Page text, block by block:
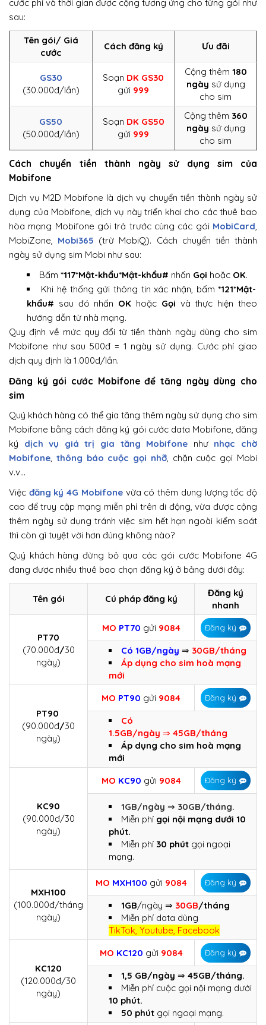
cước phí và thời gian được cộng tương ứng cho từng gói như
sau:
Tên gói/ Giá
cước
Cách đăng ký Ưu đãi
GS30
(30.000đ/lần)
Soạn DK GS30
gửi 999
Cộng thêm 180
ngày sử dụng
cho sim
GS50
(50.000đ/lần)
Soạn DK GS50
gửi 999
Cộng thêm 360
ngày sử dụng
cho sim
Cách chuyển tiền thành ngày sử dụng sim của
Mobifone
Dịch vụ M2D Mobifone là dịch vụ chuyển tiền thành ngày sử
dụng của Mobifone, dịch vụ này triển khai cho các thuê bao
hòa mạng Mobifone gói trả trước cùng các gói MobiCard
MobiZone, Mobi365 (trừ MobiQ). Cách chuyển tiền thành
ngày sử dụng sim Mobi như sau:
Bấm *117*Mật-khẩu*Mật-khẩu# nhấn Gọi hoặc OK.
Khi hệ thống gửi thông tin xác nhận, bấm*121*Mật-
khẩu# sau đó nhấn OK hoặc Gọi và thực hiện theo
hướng dẫn từ nhà mạng.
Quy định về mức quy đổi từ tiền thành ngày dùng cho sim
Mobifone như sau 500đ = 1 ngày sử dụng. Cước phí giao
dịch quy định là 1.000đ/lần.
Đăng ký gói cước Mobifone để tăng ngày dùng cho
sim
Quý khách hàng có thể gia tăng thêm ngày sử dụng cho sim
Mobifone bằng cách đăng ký gói cước data Mobifone, đăng
ký dịch vụ giá trị gia tăng Mobifone như nhạc chờ
Mobifone thông báo cuộc gọi nhỡ, chặn cuộc gọi Mobi
v.v…
Việc đăng ký 4G Mobifonevừa có thêm dung lượng tốc độ
cao để truy cập mạng miễn phí trên di động, vừa được cộng
thêm ngày sử dụng tránh việc sim hết hạn ngoài kiểm soát
thì còn gì tuyệt vời hơn đúng không nào?
Quý khách hàng đừng bỏ qua các gói cước Mobifone 4G
đang được nhiều thuê bao chọn đăng ký ở bảng dưới đây:
Tên gói Cú pháp đăng ký
Đăng ký
nhanh
PT70
(70.000đ/30
ngày)
MO PT70 gửi 9084 Đăng ký
Có 1GB/ngày ⇒ 30GB/tháng
Áp dụng cho sim hoà mạng
mới
PT90
(90.000đ/30
ngày)
MO PT90 gửi 9084 Đăng ký
Có
1.5GB/ngày ⇒ 45GB/tháng
Áp dụng cho sim hoà mạng
mới
KC90
(90.000đ/30
ngày)
MO KC90 gửi 9084 Đăng ký
1GB/ngày ⇒ 30GB/tháng.
Miễn phí gọi nội mạng dưới 10
phút.
Miễn phí 30 phút gọi ngoại
mạng.
MXH100
(100.000đ/tháng
ngày)
MO MXH100 gửi 9084 Đăng ký
1GB/ngày ⇒ 30GB/tháng
Miễn phí data dùng
TikTok, Youtube, Facebook
KC120
(120.000đ/30
ngày)
MO KC120 gửi 9084 Đăng ký
1,5 GB/ngày ⇒ 45GB/tháng.
Miễn phí cuộc gọi nội mạng dưới
10 phút.
50 phút gọi ngoại mạng.